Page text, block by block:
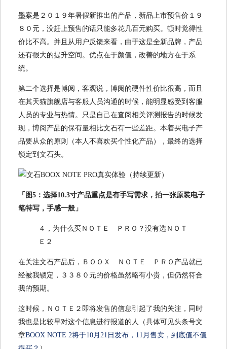
墨案是２０１９年暑假新推出的产品，新品上市预售价１９
８０元，没赶上预售的话只能多花几百元购买。顿时觉得性
价比不高。并且从用户反馈来看，由于这是全新品牌，产品
还有很大的提升空间。优点在于颜值，改善的地方在于系
统。
第二个选择是博阅，客观说，博阅的硬件性价比很高，而且
在其天猫旗舰店与客服人员沟通的时候，能明显感受到客服
人员的专业与热情。只是自己在查阅相关评测报告的时候发
现，博阅产品的保有量相比文石有一些差距。本着买电子产
品要从众的原则（本人不喜欢买个性化产品），最终的选择
锁定到文石头。
「图5：选择10.3寸产品重点是有手写需求，拍一张原装电子
笔特写，手感一般」
４，为什么买ＮＯＴＥ ＰＲＯ？没有选ＮＯＴ
Ｅ２
在关注文石产品后，ＢＯＯＸ ＮＯＴＥ ＰＲＯ产品就已
经被我锁定，３３８０元的价格虽然略有小贵，但仍然符合
我的预期。
这时候，ＮＯＴＥ２即将发售的信息引起了我的关注，同时
我也是比较早对这个信息进行报道的人（具体可见头条号文
章BOOX NOTE 2将于10月21日发布，11月售卖，到底值不值